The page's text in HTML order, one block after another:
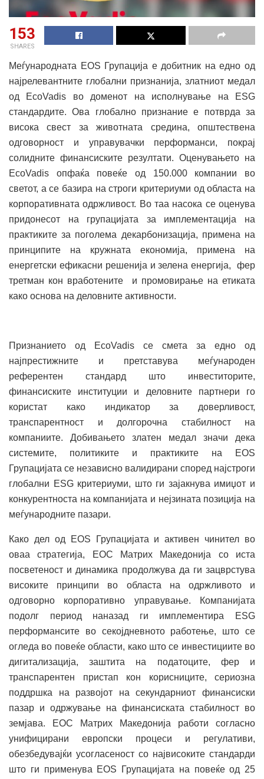
153
SHARES
Меѓународната EOS Групација е добитник на едно од
најрелевантните глобални признанија, златниот медал
од EcoVadis во доменот на исполнување на ESG
стандардите. Ова глобално признание е потврда за
висока свест за животната средина, општествена
одговорност и управувачки перформанси, покрај
солидните финансиските резултати. Оценувањето на
EcoVadis опфаќа повеќе од 150.000 компании во
светот, а се базира на строги критериуми од областа на
корпоративната одржливост. Во таа насока се оценува
придонесот на групацијата за имплементација на
практиките за поголема декарбонизација, примена на
принципите на кружната економија, примена на
енергетски ефикасни решенија и зелена енергија, фер
третман кон вработените и промовирање на етиката
како основа на деловните активности.
Признанието од EcoVadis се смета за едно од
најпрестижните и претставува меѓународен
референтен стандард што инвеститорите,
финансиските институции и деловните партнери го
користат како индикатор за доверливост,
транспарентност и долгорочна стабилност на
компаниите. Добивањето златен медал значи дека
системите, политиките и практиките на EOS
Групацијата се независно валидирани според најстроги
глобални ESG критериуми, што ги зајакнува имиџот и
конкурентноста на компанијата и нејзината позиција на
меѓународните пазари.
Како дел од EOS Групацијата и активен чинител во
оваа стратегија, ЕОС Матрих Македонија со иста
посветеност и динамика продолжува да ги зацврстува
високите принципи во областа на одржливото и
одговорно корпоративно управување. Компанијата
подолг период наназад ги имплементира ESG
перформансите во секојдневното работење, што се
огледа во повеќе области, како што се инвестициите во
дигитализација, заштита на податоците, фер и
транспарентен пристап кон корисниците, сериозна
поддршка на развојот на секундарниот финансиски
пазар и одржување на финансиската стабилност во
земјава. ЕОС Матрих Македонија работи согласно
унифицирани европски процеси и регулативи,
обезбедувајќи усогласеност со највисоките стандарди
што ги применува EOS Групацијата на повеќе од 25